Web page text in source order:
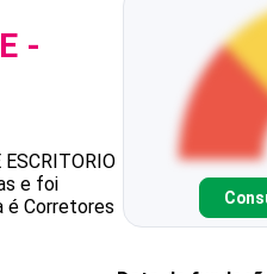
-
ESCRITORIO
e foi
é Corretores